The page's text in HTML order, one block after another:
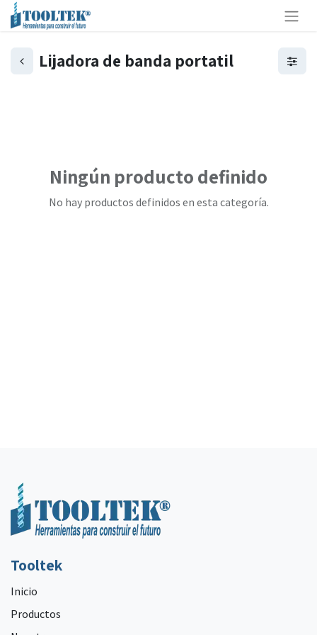
Lijadora de banda portatil
Ningún producto definido
No hay productos definidos en esta categoría.
Tooltek
Inicio
Productos